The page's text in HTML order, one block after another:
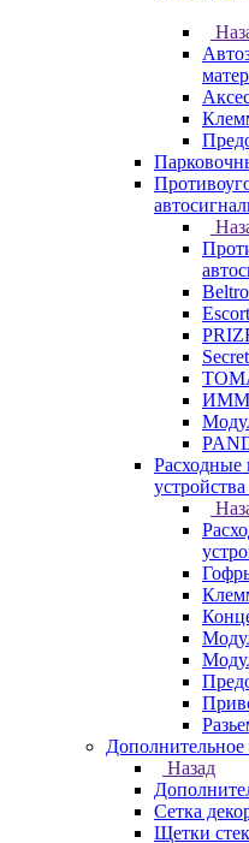
Расходные
устройства
Назад
Сетка
Щетки